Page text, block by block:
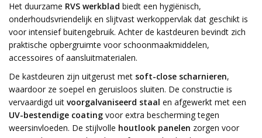
Het duurzame RVS werkblad biedt een hygiënisch,
onderhoudsvriendelijk en slijtvast werkoppervlak dat geschikt is
voor intensief buitengebruik. Achter de kastdeuren bevindt zich
praktische opbergruimte voor schoonmaakmiddelen,
accessoires of aansluitmaterialen.
De kastdeuren zijn uitgerust met soft-close scharnieren,
waardoor ze soepel en geruisloos sluiten. De constructie is
vervaardigd uit voorgalvaniseerd staal en afgewerkt met een
UV-bestendige coating voor extra bescherming tegen
weersinvloeden. De stijlvolle houtlook panelen zorgen voor